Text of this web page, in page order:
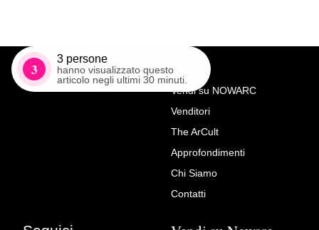
3
3 persone
hanno visualizzato questo
articolo negli ultimi 30 minuti.
Richiedi Maggiori Info su
Jean Baptiste Bosschaert
(Anversa 1667-1746) –
Natura Morta di fiori
Vendi su NOWARC
Venditori
The ArCult
Approfondimenti
Chi Siamo
Contatti